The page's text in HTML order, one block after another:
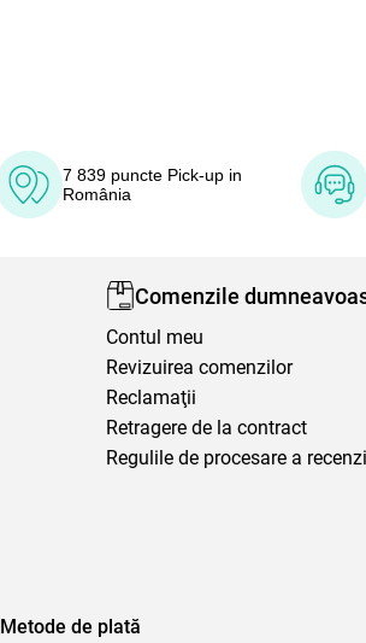
7 839 puncte Pick-up in
România
Comenzile
Contul meu
Revizuirea comenzilor
Reclamaţii
Retragere de la contract
Regulile de procesare a
Metode de plată